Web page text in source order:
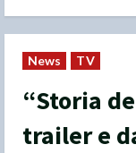
News TV
“Storia
trailer e